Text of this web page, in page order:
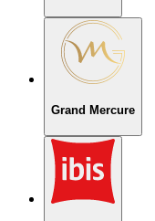
Grand Mercure